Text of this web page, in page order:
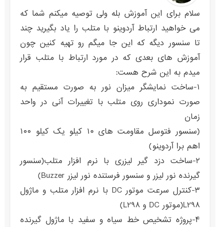
سلام برای این آموزش بله ولی توصیه میکنم شما که
می خواهید ارتباط آردوینو با متلب را یاد بگیرید چند
تا سنسور دیگه که این جا میگم رو تهیه کنین چون
آموزش های بعدی که در مورد ارتباط با متلب قرار
میدم به این شرح هست:
۱-ساخت نمایشگر میزان نور به صورت مستقیم به
صورت نموداری روی متلب با تغییرات آنی در واحد
زمان
(سنسور فتوسل مقاومت های ۱۰ کیلو یک کیلو ۱۰۰
اهم برا آردوینو)
۲-ساخت دزد گیر لیزری با نرم افزار متلب(سنسور
گیرنده نور لیزر و سنسور فرستنده نور لیزر Buzzer)
۳-کنترل سرعت موتور DC با نرم افزار متلب و ماژول
L298(موتور DC و L298)
۴-پروژه تشخیص خط سیاه و سفید با ماژول گیرنده